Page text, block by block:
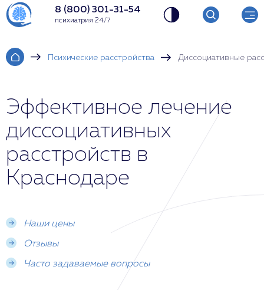
8 (800) 301-31-54
психиатрия 24/7
Психические расстройства Диссоциативные
Эффективное лечение
диссоциативных
расстройств в
Краснодаре
Наши цены
Отзывы
Часто задаваемые вопросы